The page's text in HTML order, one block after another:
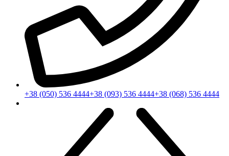
+38 (050) 536 4444+38 (093) 536 4444+38 (068) 536 4444